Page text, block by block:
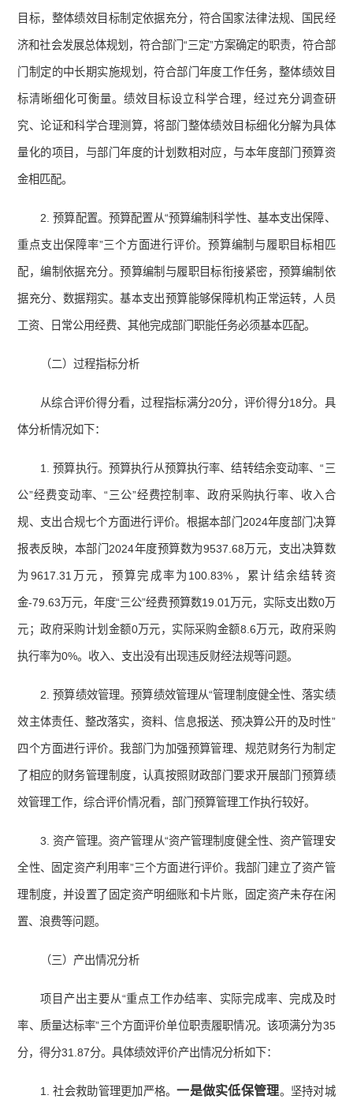
目标，整体绩效目标制定依据充分，符合国家法律法规、国民经
济和社会发展总体规划，符合部门“三定”方案确定的职责，符合部
门制定的中长期实施规划，符合部门年度工作任务，整体绩效目
标清晰细化可衡量。绩效目标设立科学合理，经过充分调查研
究、论证和科学合理测算，将部门整体绩效目标细化分解为具体
量化的项目，与部门年度的计划数相对应，与本年度部门预算资
金相匹配。
2. 预算配置。预算配置从“预算编制科学性、基本支出保障、
重点支出保障率”三个方面进行评价。预算编制与履职目标相匹
配，编制依据充分。预算编制与履职目标衔接紧密，预算编制依
据充分、数据翔实。基本支出预算能够保障机构正常运转，人员
工资、日常公用经费、其他完成部门职能任务必须基本匹配。
（二）过程指标分析
从综合评价得分看，过程指标满分20分，评价得分18分。具
体分析情况如下：
1. 预算执行。预算执行从预算执行率、结转结余变动率、“三
公”经费变动率、“三公”经费控制率、政府采购执行率、收入合
规、支出合规七个方面进行评价。根据本部门2024年度部门决算
报表反映，本部门2024年度预算数为9537.68万元，支出决算数
为9617.31万元，预算完成率为100.83%，累计结余结转资
金-79.63万元，年度“三公”经费预算数19.01万元，实际支出数0万
元；政府采购计划金额0万元，实际采购金额8.6万元，政府采购
执行率为0%。收入、支出没有出现违反财经法规等问题。
2. 预算绩效管理。预算绩效管理从“管理制度健全性、落实绩
效主体责任、整改落实，资料、信息报送、预决算公开的及时性”
四个方面进行评价。我部门为加强预算管理、规范财务行为制定
了相应的财务管理制度，认真按照财政部门要求开展部门预算绩
效管理工作，综合评价情况看，部门预算管理工作执行较好。
3. 资产管理。资产管理从“资产管理制度健全性、资产管理安
全性、固定资产利用率”三个方面进行评价。我部门建立了资产管
理制度，并设置了固定资产明细账和卡片账，固定资产未存在闲
置、浪费等问题。
（三）产出情况分析
项目产出主要从“重点工作办结率、实际完成率、完成及时
率、质量达标率”三个方面评价单位职责履职情况。该项满分为35
分，得分31.87分。具体绩效评价产出情况分析如下：
1. 社会救助管理更加严格。一是做实低保管理。坚持对城